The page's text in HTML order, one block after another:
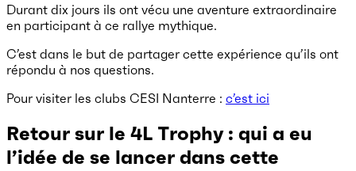
Durant dix jours ils ont vécu une aventure extraordinaire
en participant à ce rallye mythique.
C’est dans le but de partager cette expérience qu’ils ont
répondu à nos questions.
Pour visiter les clubs CESI Nanterre : c’est ici
Retour sur le 4L Trophy : qui a eu
l’idée de se lancer dans cette